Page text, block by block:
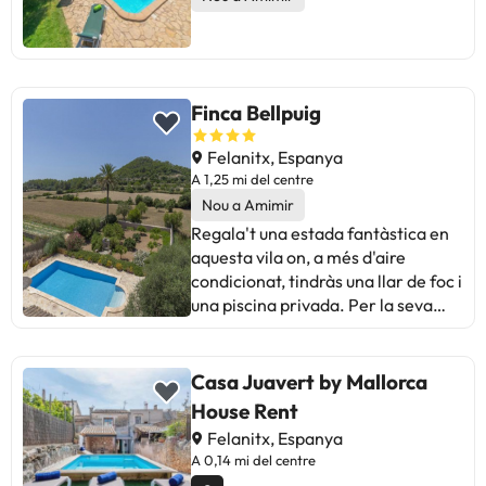
gandules on prendre el sol. La casa
Finca Bellpuig
Felanitx, Espanya
A 1,25 mi del centre
Nou a Amimir
Regala't una estada fantàstica en
aquesta vila on, a més d'aire
condicionat, tindràs una llar de foc i
una piscina privada. Per la seva
Podràs mantenir-te al dia de les
teves coses i el món gràcies a la
connexió a internet wifi gratuït, així
com accedir a multitud de canals
per satèl·lit. Tindràs un escriptori i
Casa Juavert by Mallorca
House Rent
Felanitx, Espanya
A 0,14 mi del centre